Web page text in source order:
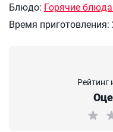
Блюдо: Горячие
Время приготовления:
Рейтинг